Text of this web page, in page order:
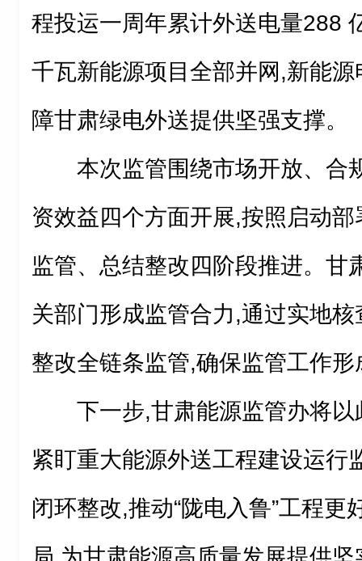
程投运一周年累计外送电量288
千瓦新能源项目全部并网,新能
障甘肃绿电外送提供坚强支撑。
本次监管围绕市场开放、合
资效益四个方面开展,按照启动
监管、总结整改四阶段推进。甘
关部门形成监管合力,通过实地
整改全链条监管,确保监管工作
下一步,甘肃能源监管办将
紧盯重大能源外送工程建设运行
闭环整改,推动“陇电入鲁”工程更